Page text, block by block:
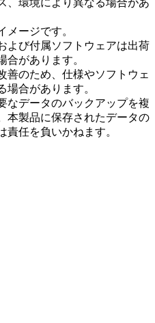
ージです。
よび付属ソフトウェアは出荷
合があります。
のため、仕様やソフトウェ
場合があります。
なデータのバックアップを複
本製品に保存されたデータの
任を負いかねます。